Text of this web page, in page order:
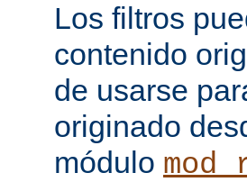
Los filtros
contenido
de usarse
originado
módulo